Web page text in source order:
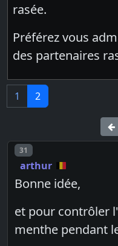
rasée.
Préférez vous
des partenaires
1 2
Post number
31
arthur
Bonne idée,
et pour contrôler
menthe pendant